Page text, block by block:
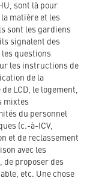
sont là pour
matière et les
sont les gardiens
ils signalent des
questions
les instructions de
de la
LCD, le logement,
mixtes
du personnel
(c.-à-ICV,
et de reclassement
avec les
de proposer des
etc. Une chose